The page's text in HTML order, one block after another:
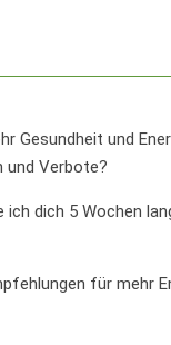
Gesundheit und
und Verbote?
ich dich 5 Wochen
für mehr